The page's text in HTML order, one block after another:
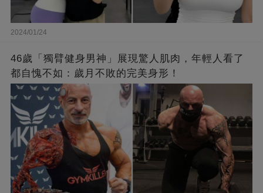
2024/01/24
46歲「獨臂健身男神」展現驚人肌肉，年輕人看了
都自愧不如：歲月不敗的完美身形！